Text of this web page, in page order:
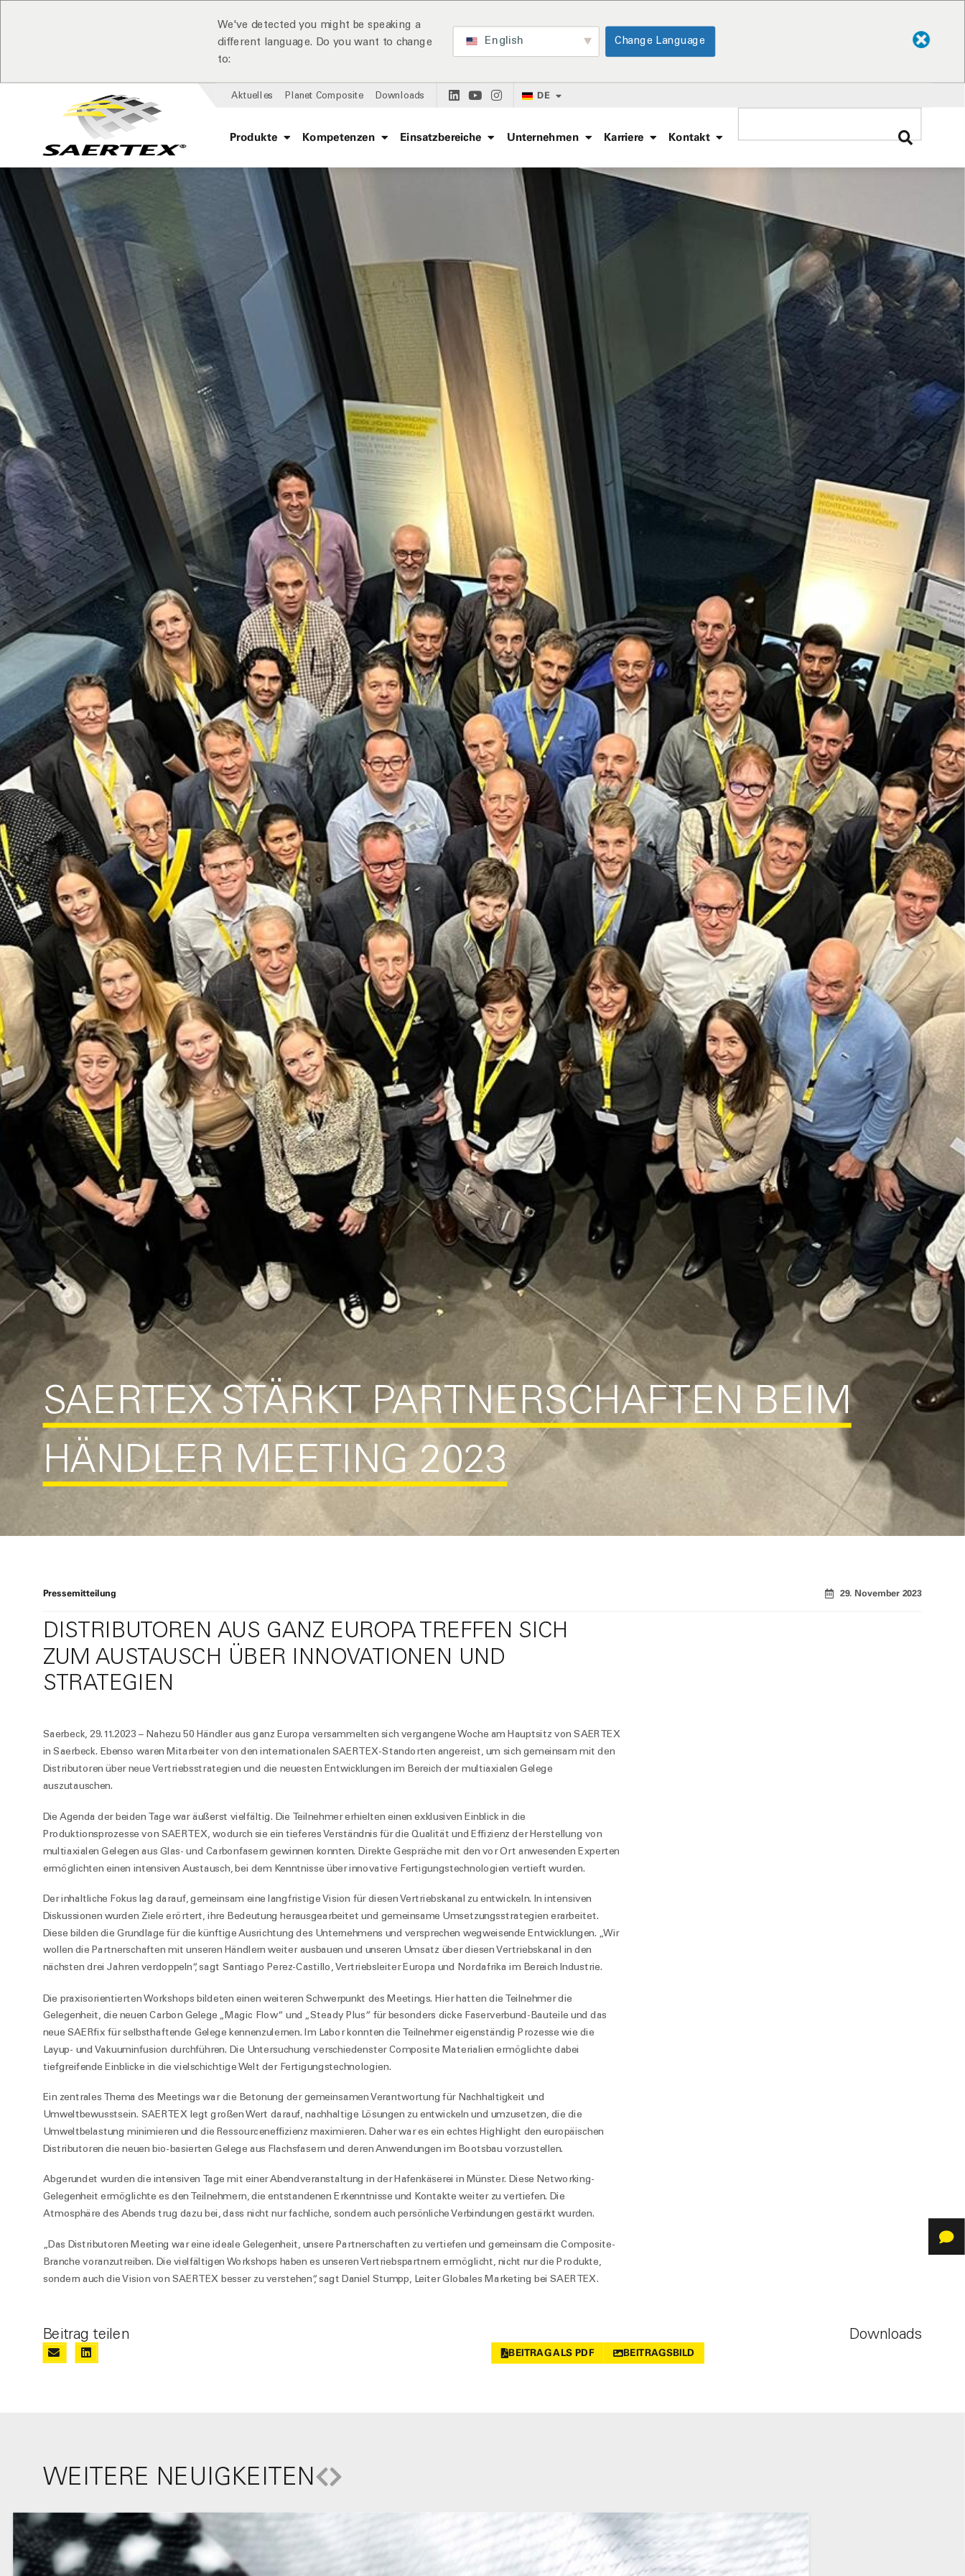
We've detected you might be speaking a
different language. Do you want to change
to:
English Change Language
Aktuelles Planet Composite Downloads DE
Produkte Kompetenzen Einsatzbereiche Unternehmen Karriere Kontakt
SAERTEX STÄRKT PARTNERSCHAFTEN BEIM
HÄNDLER MEETING 2023
Pressemitteilung 29. November 2023
DISTRIBUTOREN AUS GANZ EUROPA TREFFEN SICH
ZUM AUSTAUSCH ÜBER INNOVATIONEN UND
STRATEGIEN
Saerbeck, 29.11.2023 – Nahezu 50 Händler aus ganz Europa versammelten sich vergangene Woche am Hauptsitz von SAERTEX
in Saerbeck. Ebenso waren Mitarbeiter von den internationalen SAERTEX-Standorten angereist, um sich gemeinsam mit den
Distributoren über neue Vertriebsstrategien und die neuesten Entwicklungen im Bereich der multiaxialen Gelege
auszutauschen.
Die Agenda der beiden Tage war äußerst vielfältig. Die Teilnehmer erhielten einen exklusiven Einblick in die
Produktionsprozesse von SAERTEX, wodurch sie ein tieferes Verständnis für die Qualität und Effizienz der Herstellung von
multiaxialen Gelegen aus Glas- und Carbonfasern gewinnen konnten. Direkte Gespräche mit den vor Ort anwesenden Experten
ermöglichten einen intensiven Austausch, bei dem Kenntnisse über innovative Fertigungstechnologien vertieft wurden.
Der inhaltliche Fokus lag darauf, gemeinsam eine langfristige Vision für diesen Vertriebskanal zu entwickeln. In intensiven
Diskussionen wurden Ziele erörtert, ihre Bedeutung herausgearbeitet und gemeinsame Umsetzungsstrategien erarbeitet.
Diese bilden die Grundlage für die künftige Ausrichtung des Unternehmens und versprechen wegweisende Entwicklungen. „Wir
wollen die Partnerschaften mit unseren Händlern weiter ausbauen und unseren Umsatz über diesen Vertriebskanal in den
nächsten drei Jahren verdoppeln“, sagt Santiago Perez-Castillo, Vertriebsleiter Europa und Nordafrika im Bereich Industrie.
Die praxisorientierten Workshops bildeten einen weiteren Schwerpunkt des Meetings. Hier hatten die Teilnehmer die
Gelegenheit, die neuen Carbon Gelege „Magic Flow“ und „Steady Plus“ für besonders dicke Faserverbund-Bauteile und das
neue SAERfix für selbsthaftende Gelege kennenzulernen. Im Labor konnten die Teilnehmer eigenständig Prozesse wie die
Layup- und Vakuuminfusion durchführen. Die Untersuchung verschiedenster Composite Materialien ermöglichte dabei
tiefgreifende Einblicke in die vielschichtige Welt der Fertigungstechnologien.
Ein zentrales Thema des Meetings war die Betonung der gemeinsamen Verantwortung für Nachhaltigkeit und
Umweltbewusstsein. SAERTEX legt großen Wert darauf, nachhaltige Lösungen zu entwickeln und umzusetzen, die die
Umweltbelastung minimieren und die Ressourceneffizienz maximieren. Daher war es ein echtes Highlight den europäischen
Distributoren die neuen bio-basierten Gelege aus Flachsfasern und deren Anwendungen im Bootsbau vorzustellen.
Abgerundet wurden die intensiven Tage mit einer Abendveranstaltung in der Hafenkäserei in Münster. Diese Networking-
Gelegenheit ermöglichte es den Teilnehmern, die entstandenen Erkenntnisse und Kontakte weiter zu vertiefen. Die
Atmosphäre des Abends trug dazu bei, dass nicht nur fachliche, sondern auch persönliche Verbindungen gestärkt wurden.
„Das Distributoren Meeting war eine ideale Gelegenheit, unsere Partnerschaften zu vertiefen und gemeinsam die Composite-
Branche voranzutreiben. Die vielfältigen Workshops haben es unseren Vertriebspartnern ermöglicht, nicht nur die Produkte,
sondern auch die Vision von SAERTEX besser zu verstehen“, sagt Daniel Stumpp, Leiter Globales Marketing bei SAERTEX.
Beitrag teilen Downloads
BEITRAG ALS PDF BEITRAGSBILD
WEITERE NEUIGKEITEN